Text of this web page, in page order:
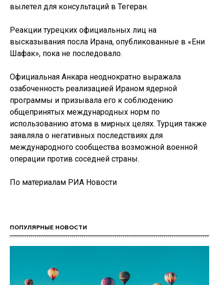
вылетел для консультаций в Тегеран.
Реакции турецких официальных лиц на
высказывания посла Ирана, опубликованные в «Ени
Шафак», пока не последовало.
Официальная Анкара неоднократно выражала
озабоченность реализацией Ираном ядерной
программы и призывала его к соблюдению
общепринятых международных норм по
использованию атома в мирных целях. Турция также
заявляла о негативных последствиях для
международного сообщества возможной военной
операции против соседней страны.
По материалам РИА Новости
ПОПУЛЯРНЫЕ НОВОСТИ